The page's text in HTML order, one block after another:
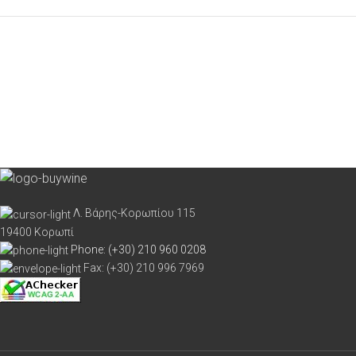
Λ. Βάρης-Κορωπίου 115
19400 Κορωπί
Phone: (+30) 210 960 0208
Fax: (+30) 210 996 7969